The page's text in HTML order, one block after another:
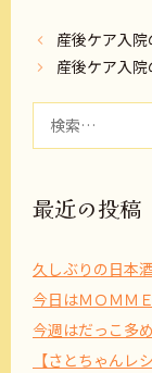
産後ケア入
産後ケア入
最近の投稿
久しぶりの日本
今日はＭＯＭＭ
今週はだっこ多
【さとちゃんレ